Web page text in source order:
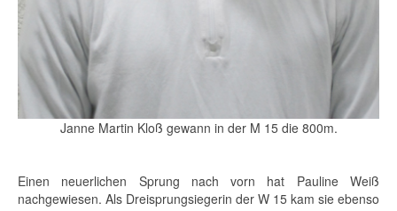
Janne Martin Kloß gewann in der M 15 die 800m.
Einen neuerlichen Sprung nach vorn hat Pauline Weiß
nachgewiesen. Als Dreisprungsiegerin der W 15 kam sie ebenso